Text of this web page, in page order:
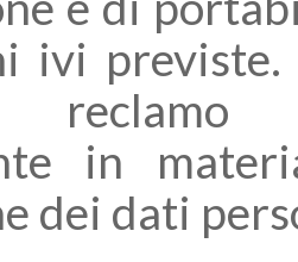
ivi
reclamo
in
dei dati